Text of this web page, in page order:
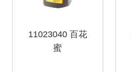
11023040 百花
蜜